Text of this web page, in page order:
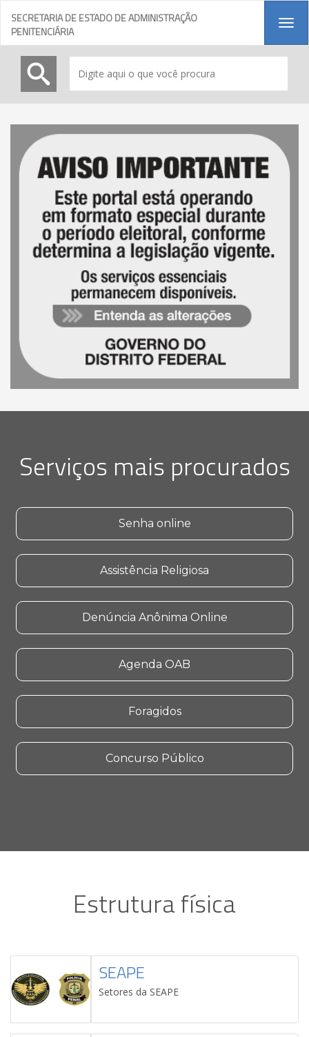
SECRETARIA DE ESTADO DE ADMINISTRAÇÃO
PENITENCIÁRIA
Serviços mais procurados
Senha online
Assistência Religiosa
Denúncia Anônima Online
Agenda OAB
Foragidos
Concurso Público
Estrutura física
SEAPE
Setores da SEAPE